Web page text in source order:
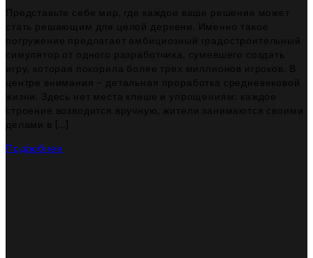
Представьте себе мир, где каждое ваше решение может
стать решающим для целой деревни. Именно такое
погружение предлагает амбициозный градостроительный
симулятор от одного разработчика, сумевшего создать
игру, которая покорила более трех миллионов игроков. В
центре внимания – детальная проработка средневековой
жизни. Здесь нет места клише и упрощениям: каждое
строение возводится вручную, жители занимаются своими
делами в […]
Подробнее